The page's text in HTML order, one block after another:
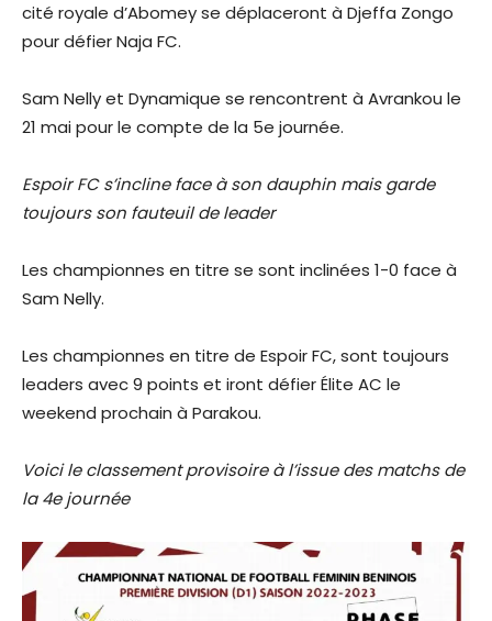
cité royale d’Abomey se déplaceront à Djeffa Zongo
pour défier Naja FC.
Sam Nelly et Dynamique se rencontrent à Avrankou le
21 mai pour le compte de la 5e journée.
Espoir FC s’incline face à son dauphin mais garde
toujours son fauteuil de leader
Les championnes en titre se sont inclinées 1-0 face à
Sam Nelly.
Les championnes en titre de Espoir FC, sont toujours
leaders avec 9 points et iront défier Élite AC le
weekend prochain à Parakou.
Voici le classement provisoire à l’issue des matchs de
la 4e journée